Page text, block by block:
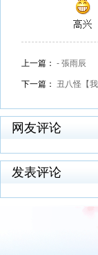
上一篇： - 張雨辰
下一篇： 丑八怪【
网友评论
发表评论